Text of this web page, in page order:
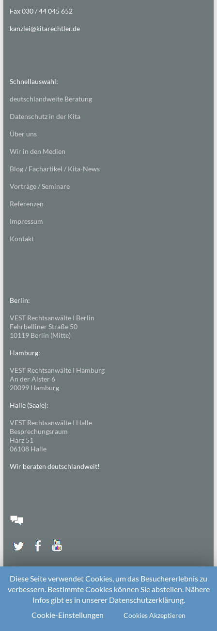
Fax 030 / 44 045 652
kanzlei@kitarechtler.de
Schnellauswahl:
deutschlandweite Beratung
Datenschutz in der Kita
Über uns
Wir in den Medien
Blog / Fachartikel / Kita-News
Vorträge / Seminare
Referenzen
Impressum
Kontakt
Berlin:
VEST Rechtsanwälte I Berlin
Fehrbelliner Straße 50
10119 Berlin (Mitte)
Hamburg:
VEST Rechtsanwälte I Hamburg
An der Alster 6
20099 Hamburg
Halle (Saale):
VEST Rechtsanwälte I Halle
Besprechungsraum
Harz 51
06108 Halle
Wir beraten deutschlandweit!
2026 beiDie KitarechtlerUnterstützt von:WordPress. Theme: Spacious von
ThemeGrill
Diese Seite verwendet Cookies, um das Besuchererlebnis zu
verbessern. Bestimmte Cookies können Sie abstellen. Nähere
Infos gibt es in unserer Datenschutzerklärung.
Cookie-Einstellungen
Cookies Akzeptieren